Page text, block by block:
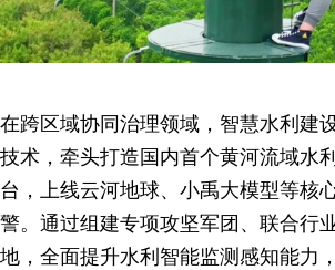
在跨区域协同治理领域，智慧水利建
技术，牵头打造国内首个黄河流域
台，上线云河地球、小禹大模型等核
警。通过组建专项攻坚军团、联合行
地，全面提升水利智能监测感知能力